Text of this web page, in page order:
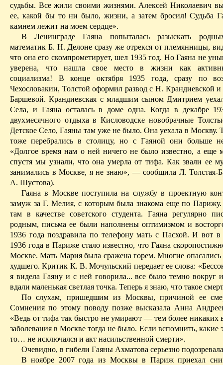
судьбы. Все жили своими жизнями. Алексей Николаевич
ее, какой бы то ни было, жизни, а затем бросил! Судьба
камнем лежит на моем сердце».
В ЛенинградеГаяна попыталась разыскать
математик Б. Н. Делоне сразу же отрекся от племянницы,
что она его скомпрометирует, шел 1935 год. Но Гаяна не
уверена, что нашла свое место в жизни как
социализма! В конце октября 1935 года, сразу по
Чехословакии, Толстой оформил развод с Н. Крандиевской и
Баршевой.Крандиевская с младшим сыном Дмитрием
Села, и Гаянаосталась в доме одна. Когда в декабре
двухмесячного отдыха в Кисловодске новобрачные
Детское Село,Гаяны там уже не было. Она уехала в Москву.
тоже перебрались в столицу, но с Гаяной они больше
«Долгое время нам о ней ничего не было известно, а еще
спустя мы узнали, что она умерла от тифа. Как звали ее
занимались в Москве, я не знаю», — сообщила Л.Толстая-
А. Шустова).
Гаянав Москве поступила на службу в проектную
замуж за Г. Мелия, с которым была знакома еще по
там в качестве советского студента. Гаяна регулярно
родным, письма ее были наполнены оптимизмом и
1936 года поздравила по телефону мать с Пасхой. И вот в
1936 года в Париже стало известно, что Гаяна
Москве. Мать Мария была сражена горем. Многие опасались
худшего. Критик К. В. Мочульский передает ее слова:
я видела Гаянуи с ней говорила... все было темно вокруг и
вдали маленькая светлая точка. Теперь я знаю, что такое
По слухам, пришедшим из Москвы, причиной ее
Сомнения по этому поводу позже высказала Анна
«Ведь от тифа так быстро не умирают — тем более никаких
заболевания в Москве тогда не было. Если вспомнить, какие
то… не исключался и акт насильственной смерти».
Очевидно, в гибели ГаяныАхматова серьезно
В ноябре 2007 года из Москвы в Париж приехал